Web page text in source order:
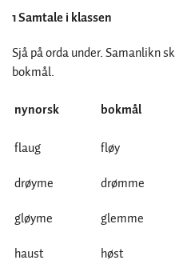
1 Samtale i klassen
Sjå på orda under. Samanlikn
bokmål.
nynorsk
bokmål
flaug
drøyme
gløyme
haust
fløy
drømme
glemme
høst